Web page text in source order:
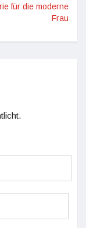
für die moderne
Frau